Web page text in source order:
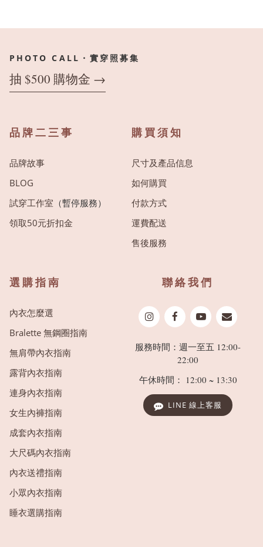
PHOTO CALL・實穿照募集
抽 $500 購物金 →
品牌二三事
品牌故事
BLOG
試穿工作室 （暫停服務）
領取50元折扣金
購買須知
尺寸及產品信息
如何購買
付款方式
運費配送
售後服務
選購指南
內衣怎麼選
Bralette 無鋼圈指南
無肩帶內衣指南
露背內衣指南
連身內衣指南
女生內褲指南
成套內衣指南
大尺碼內衣指南
內衣送禮指南
小眾內衣指南
睡衣選購指南
聯絡我們
服務時間：週一至五 12:00-
22:00
午休時間： 12:00 ~ 13:30
LINE 線上客服